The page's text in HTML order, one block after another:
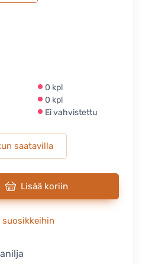
0 kpl
0 kpl
Ei vahvistettu
saatavilla
Lisää koriin
suosikkeihin